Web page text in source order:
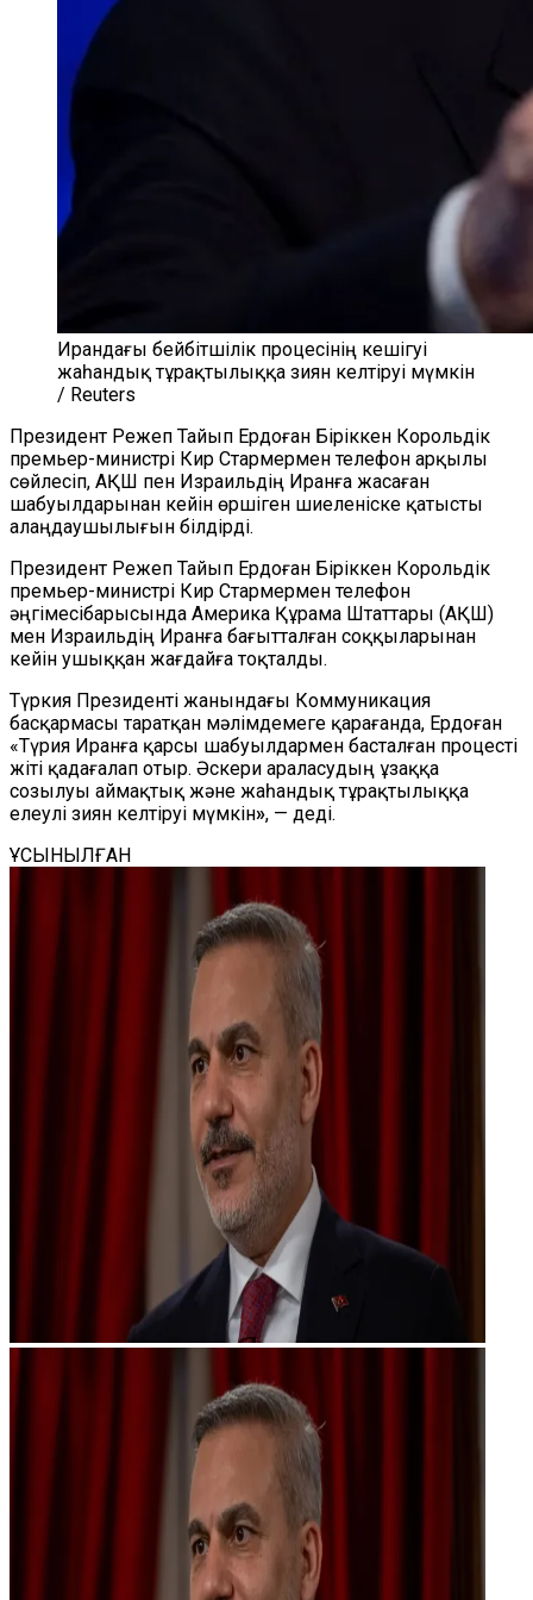
Ирандағы бейбітшілік процесінің кешігуі
жаһандық тұрақтылыққа зиян келтіруі мүмкін
/ Reuters
Президент Режеп Тайып Ердоған Біріккен Корольдік
премьер-министрі Кир Стармермен телефон арқылы
сөйлесіп, АҚШ пен Израильдің Иранға жасаған
шабуылдарынан кейін өршіген шиеленіске қатысты
алаңдаушылығын білдірді.
Президент Режеп Тайып Ердоған Біріккен Корольдік
премьер-министрі Кир Стармермен телефон
әңгімесібарысында Америка Құрама Штаттары (АҚШ)
мен Израильдің Иранға бағытталған соққыларынан
кейін ушыққан жағдайға тоқталды.
Түркия Президенті жанындағы Коммуникация
басқармасы таратқан мәлімдемеге қарағанда, Ердоған
«Түрия Иранға қарсы шабуылдармен басталған процесті
жіті қадағалап отыр. Әскери араласудың ұзаққа
созылуы аймақтық және жаһандық тұрақтылыққа
елеулі зиян келтіруі мүмкін», — деді.
ҰСЫНЫЛҒАН